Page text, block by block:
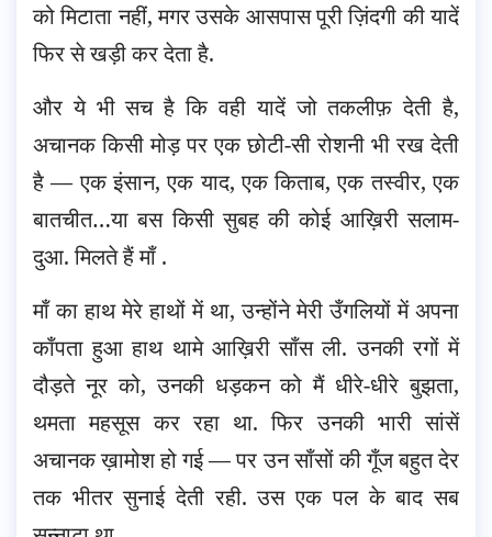
को मिटाता नहीं, मगर उसके आसपास पूरी ज़िंदगी की यादें
फिर से खड़ी कर देता है.
और ये भी सच है कि वही यादें जो तकलीफ़ देती है,
अचानक किसी मोड़ पर एक छोटी-सी रोशनी भी रख देती
है — एक इंसान, एक याद, एक किताब, एक तस्वीर, एक
बातचीत…या बस किसी सुबह की कोई आख़िरी सलाम-
दुआ. मिलते हैं माँ .
माँ का हाथ मेरे हाथों में था, उन्होंने मेरी उँगलियों में अपना
काँपता हुआ हाथ थामे आख़िरी साँस ली. उनकी रगों में
दौड़ते नूर को, उनकी धड़कन को मैं धीरे-धीरे बुझता,
थमता महसूस कर रहा था. फिर उनकी भारी सांसें
अचानक ख़ामोश हो गई — पर उन साँसों की गूँज बहुत देर
तक भीतर सुनाई देती रही. उस एक पल के बाद सब